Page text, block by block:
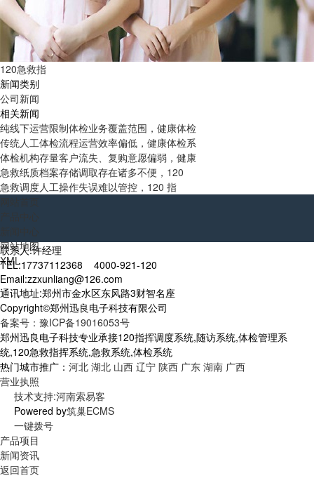
120急救指
新闻类别
公司新闻
相关新闻
纯线下运营限制体检业务覆盖范围，健康体检
传统人工体检流程运营效率偏低，健康体检系
体检机构存量客户流失、复购意愿偏弱，健康
急救纸质档案存储调取存在诸多不便，120
急救调度人工操作失误难以管控，120 指
网站地图
XML
联系人:许经理
TEL:17737112368 4000-921-120
Email:zzxunliang@126.com
通讯地址:郑州市金水区东风路3财智名座
Copyright©郑州迅良电子科技有限公司
备案号：豫ICP备19016053号
郑州迅良电子科技专业承接120指挥调度系统,随访系统,体检管理系
统,120急救指挥系统,急救系统,体检系统
热门城市推广： 河北 湖北 山西 辽宁 陕西 广东 湖南 广西
营业执照
技术支持:河南索易客
Powered by筑巢ECMS
一键拨号
产品项目
新闻资讯
返回首页